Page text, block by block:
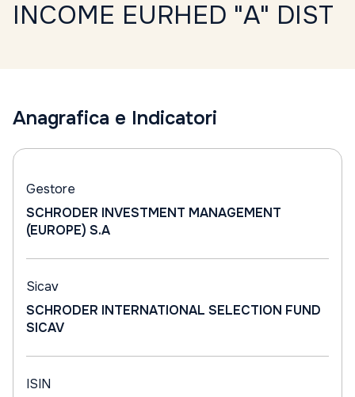
INCOME EURHED "A" DIST
Anagrafica e Indicatori
Gestore
SCHRODER INVESTMENT MANAGEMENT
(EUROPE) S.A
Sicav
SCHRODER INTERNATIONAL SELECTION FUND
SICAV
ISIN